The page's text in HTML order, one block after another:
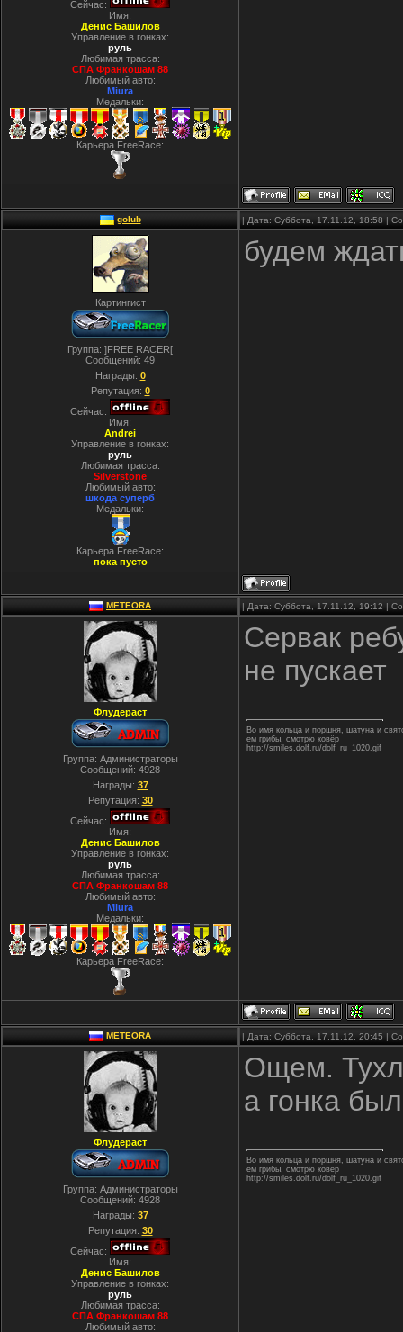
Сейчас:
Имя:
Денис Башилов
Управление в гонках:
руль
Любимая трасса:
СПА Франкошам 88
Любимый авто:
Miura
Медальки:
Карьера FreeRace:
golub | Дата: Суббота, 17.11.12, 18:58 |
Картингист
Группа: ]FREE RACER[
Сообщений: 49
Награды: 0
Репутация: 0
Сейчас:
Имя:
Andrei
Управление в гонках:
руль
Любимая трасса:
Silverstone
Любимый авто:
шкода суперб
Медальки:
Карьера FreeRace:
пока пусто
будем
METEORA | Дата: Суббота, 17.11.12, 19:12 |
Флудераст
Группа: Администраторы
Сообщений: 4928
Награды: 37
Репутация: 30
Сейчас:
Имя:
Денис Башилов
Управление в гонках:
руль
Любимая трасса:
СПА Франкошам 88
Любимый авто:
Miura
Медальки:
Карьера FreeRace:
Сервак
не пускает
Во имя кольца и поршня, шатуна и
ем грибы, смотрю ковёр
http://smiles.dolf.ru/dolf_ru_1020.gif
METEORA | Дата: Суббота, 17.11.12, 20:45 |
Флудераст
Группа: Администраторы
Сообщений: 4928
Награды: 37
Репутация: 30
Сейчас:
Имя:
Денис Башилов
Управление в гонках:
руль
Любимая трасса:
СПА Франкошам 88
Любимый авто:
Ощем.
а гонка
Во имя кольца и поршня, шатуна и
ем грибы, смотрю ковёр
http://smiles.dolf.ru/dolf_ru_1020.gif